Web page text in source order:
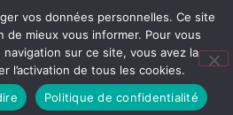
vos données personnelles. Ce site
de mieux vous informer. Pour vous
sur ce site, vous avez la
l’activation de tous les cookies.
Politique de confidentialité